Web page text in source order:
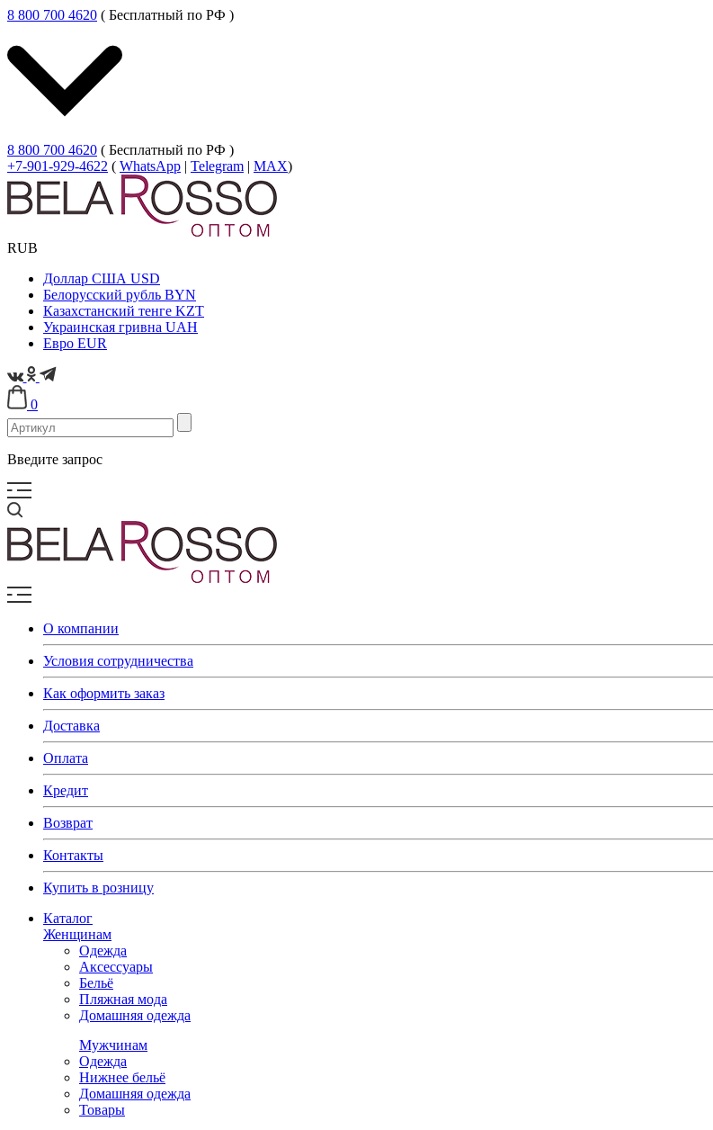
8 800 700 4620 ( Бесплатный по РФ )
8 800 700 4620 ( Бесплатный по РФ )
+7-901-929-4622 ( WhatsApp | Telegram | MAX)
RUB
Доллар США USD
Белорусский рубль BYN
Казахстанский тенге KZT
Украинская гривна UAH
Евро EUR
0
Введите запрос
О компании
Условия сотрудничества
Как оформить заказ
Доставка
Оплата
Кредит
Возврат
Контакты
Купить в розницу
Каталог
Женщинам
Одежда
Аксессуары
Бельё
Пляжная мода
Домашняя одежда
Мужчинам
Одежда
Нижнее бельё
Домашняя одежда
Товары